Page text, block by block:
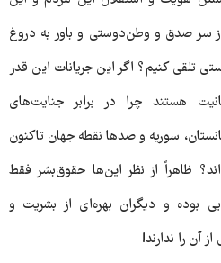
سر صدق و وطن‌دوستی و باور به دروغ
تلقی کنیم؟ اگر این جریانات این قدر
هستند چرا در برابر جنایت‌های
سوریه و صدها نقطه جهان تاکنون
ظاهراً از نظر این‌ها حقوق‌بشر فقط
بوده و دیگران بهره‌ای از بشریت و
آن را ندارند!